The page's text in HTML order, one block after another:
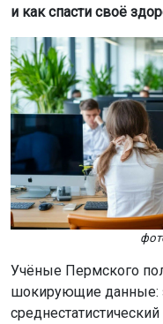
и как спасти своё
Учёные Пермского
шокирующие данные: